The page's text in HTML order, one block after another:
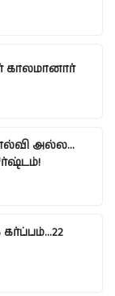
காலமானார்
அல்ல…